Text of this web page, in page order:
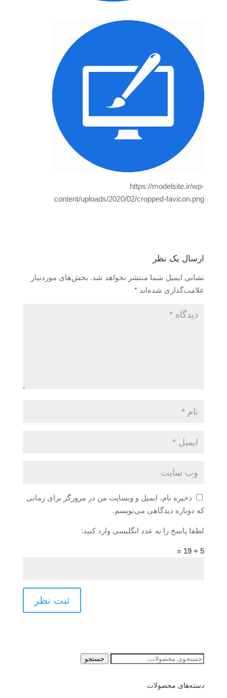
https://modelsite.ir/wp-
content/uploads/2020/02/cropped-favicon.png
ارسال یک نظر
نشانی ایمیل شما منتشر نخواهد شد. بخش‌های موردنیاز
علامت‌گذاری شده‌اند *
ذخیره نام، ایمیل و وبسایت من در مرورگر برای زمانی
که دوباره دیدگاهی می‌نویسم.
لطفا پاسخ را به عدد انگلیسی وارد کنید:
5 + 19 =
جستجو
جستجو
دسته‌های محصولات